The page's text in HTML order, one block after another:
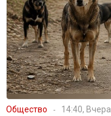
Общество 14:40, Вчера